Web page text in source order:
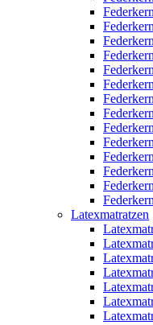
Latexmatratzen